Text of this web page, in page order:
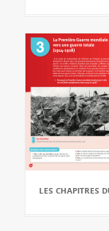
LES CHAPITRES